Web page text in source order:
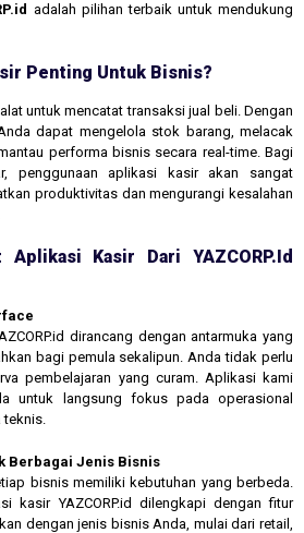
adalah pilihan terbaik untuk mendukung
Penting Untuk Bisnis?
untuk mencatat transaksi jual beli. Dengan
dapat mengelola stok barang, melacak
performa bisnis secara real-time. Bagi
penggunaan aplikasi kasir akan sangat
produktivitas dan mengurangi kesalahan
Kasir Dari YAZCORP.id
dirancang dengan antarmuka yang
bagi pemula sekalipun. Anda tidak perlu
pembelajaran yang curam. Aplikasi kami
untuk langsung fokus pada operasional
teknis.
Berbagai Jenis Bisnis
bisnis memiliki kebutuhan yang berbeda.
kasir YAZCORP.id dilengkapi dengan fitur
dengan jenis bisnis Anda, mulai dari retail,